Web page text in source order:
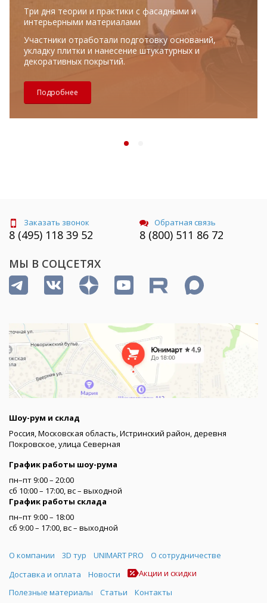
Три дня теории и практики с фасадными и
интерьерными материалами
Участники отработали подготовку оснований,
укладку плитки и нанесение штукатурных и
декоративных покрытий.
Подробнее
Заказать звонок
8 (495) 118 39 52
Обратная связь
8 (800) 511 86 72
МЫ В СОЦСЕТЯХ
Шоу-рум и склад
Россия, Московская область, Истринский район, деревня
Покровское, улица Северная
График работы шоу-рума
пн–пт 9:00 – 20:00
сб 10:00 – 17:00, вс – выходной
График работы склада
пн–пт 9:00 – 18:00
сб 9:00 – 17:00, вс – выходной
Меню
О компании 3D тур UNIMART PRO
О сотрудничестве
Доставка и оплата
Новости
Акции и скидки
Полезные материалы
Статьи Контакты